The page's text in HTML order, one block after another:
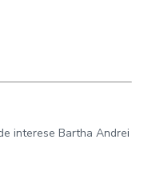
interese Bartha Andrei